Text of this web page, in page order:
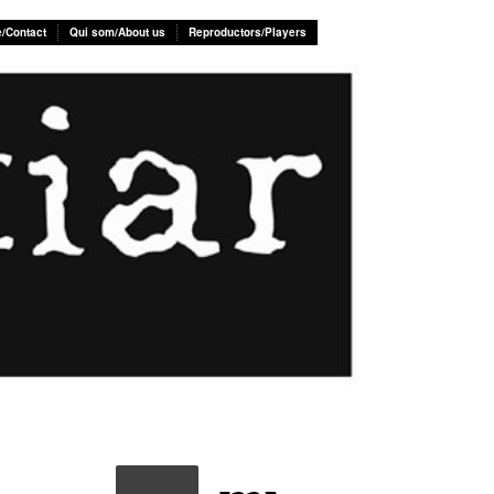
Contact Qui som/About us Reproductors/Players